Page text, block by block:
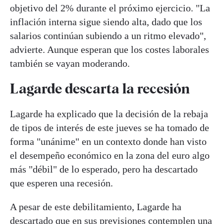
objetivo del 2% durante el próximo ejercicio. "La
inflación interna sigue siendo alta, dado que los
salarios continúan subiendo a un ritmo elevado",
advierte. Aunque esperan que los costes laborales
también se vayan moderando.
Lagarde descarta la recesión
Lagarde ha explicado que la decisión de la rebaja
de tipos de interés de este jueves se ha tomado de
forma "unánime" en un contexto donde han visto
el desempeño económico en la zona del euro algo
más "débil" de lo esperado, pero ha descartado
que esperen una recesión.
A pesar de este debilitamiento, Lagarde ha
descartado que en sus previsiones contemplen una